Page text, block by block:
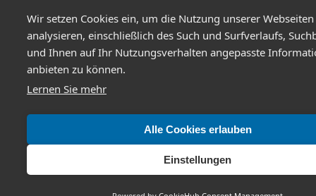
Wir setzen Cookies ein, um die Nutzung unserer
analysieren, einschließlich des Such und Surfverlaufs,
und Ihnen auf Ihr Nutzungsverhalten angepasste
anbieten zu können.
Lernen Sie mehr
Alle Cookies erlauben
Einstellungen